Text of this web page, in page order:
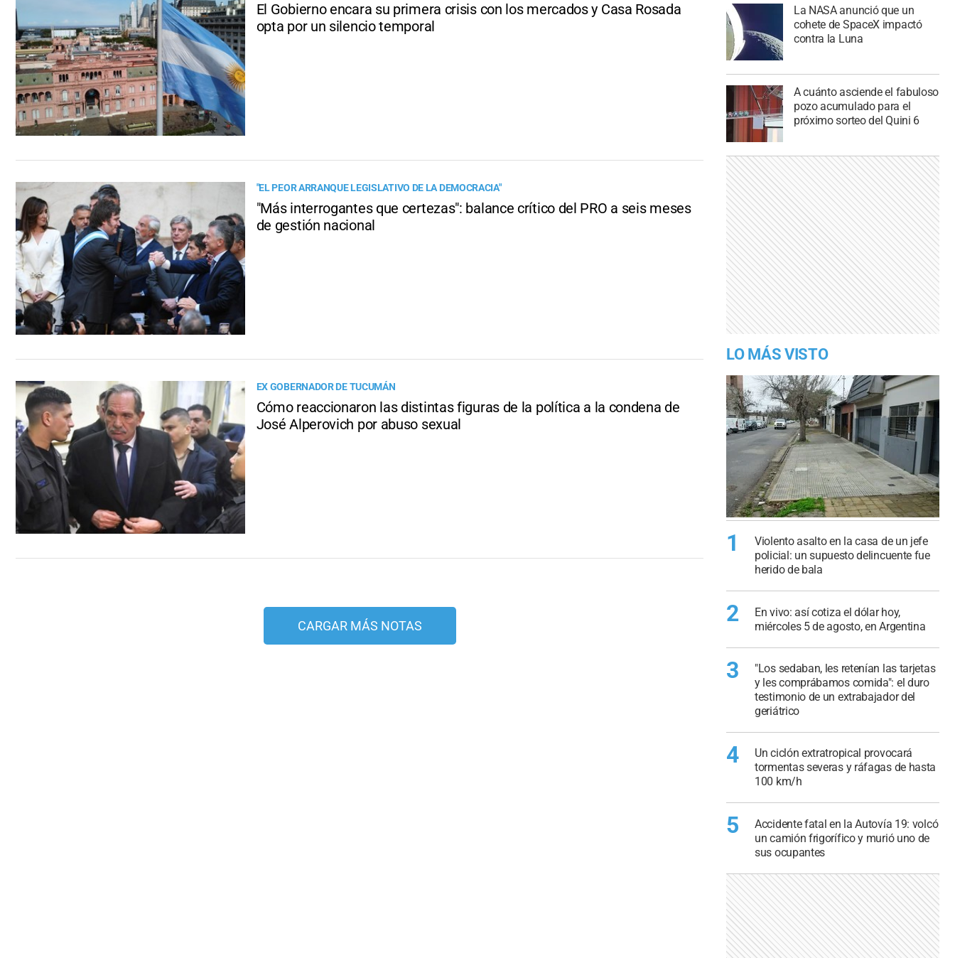
El Gobierno encara su primera crisis con los mercados y Casa Rosada
opta por un silencio temporal
"EL PEOR ARRANQUE LEGISLATIVO DE LA DEMOCRACIA"
"Más interrogantes que certezas": balance crítico del PRO a seis meses
de gestión nacional
EX GOBERNADOR DE TUCUMÁN
Cómo reaccionaron las distintas figuras de la política a la condena de
José Alperovich por abuso sexual
CARGAR MÁS NOTAS
La NASA anunció que un
cohete de SpaceX impactó
contra la Luna
A cuánto asciende el fabuloso
pozo acumulado para el
próximo sorteo del Quini 6
LO MÁS VISTO
1
Violento asalto en la casa de un jefe
policial: un supuesto delincuente fue
herido de bala
2
En vivo: así cotiza el dólar hoy,
miércoles 5 de agosto, en Argentina
3
"Los sedaban, les retenían las tarjetas
y les comprábamos comida": el duro
testimonio de un extrabajador del
geriátrico
4
Un ciclón extratropical provocará
tormentas severas y ráfagas de hasta
100 km/h
5
Accidente fatal en la Autovía 19: volcó
un camión frigorífico y murió uno de
sus ocupantes